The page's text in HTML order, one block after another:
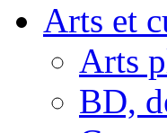
Arts et
Arts
BD,